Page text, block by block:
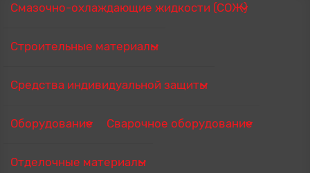
Смазочно-охлаждающие жидкости (СОЖ)
Строительные материалы
Средства индивидуальной защиты
Оборудование Сварочное оборудование
Отделочные материалы